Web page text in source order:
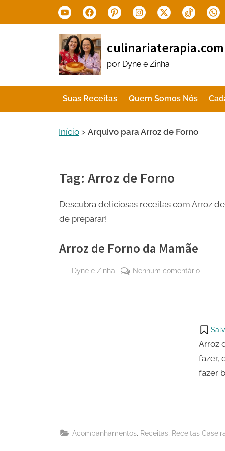
to
YoutubeFacebookPinterestInstagram
X.com Tiktok
culinariaterapia.com
por Dyne e Zinha
Suas Receitas Quem Somos Nós
Início > Arquivo para Arroz de Forno
Tag: Arroz de Forno
Descubra deliciosas receitas com Arroz
de preparar!
Arroz de Forno da Mamãe
By
Dyne e Zinha Nenhum comentárioem
Mamãe
Arroz
fazer,
fazer
Acompanhamentos Receitas Receitas